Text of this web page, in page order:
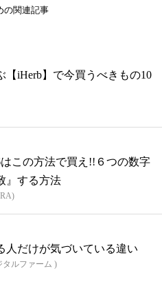
の関連記事
【iHerb】で今買うべきもの10
この方法で買え!!６つの数字
』する方法
人だけが気づいている違い
タルファーム )